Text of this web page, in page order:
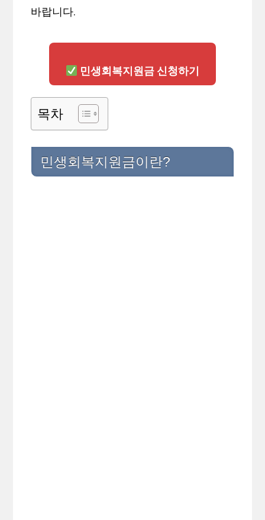
바랍니다.
민생회복지원금 신청하기
목차
민생회복지원금이란?